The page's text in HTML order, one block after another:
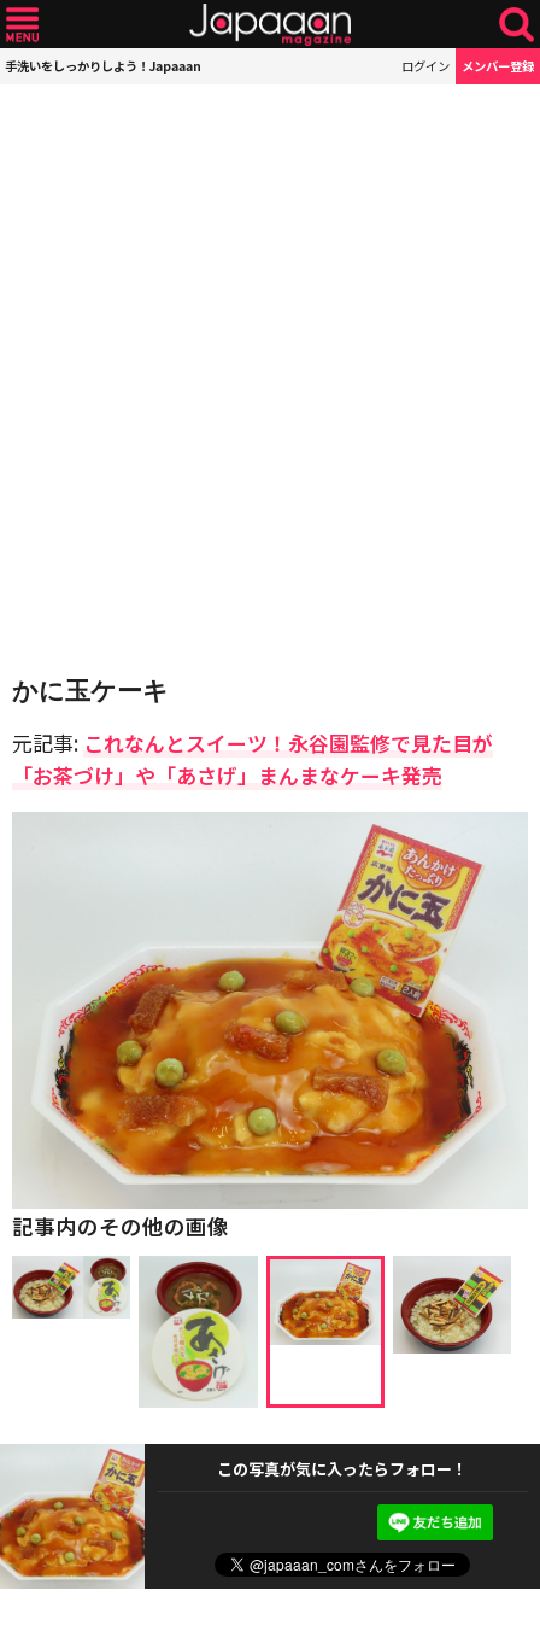
手洗いをしっかりしよう！Japaaan ログイン メンバー登録
かに玉ケーキ
元記事: これなんとスイーツ！永谷園監修で見た目が
「お茶づけ」や「あさげ」まんまなケーキ発売
記事内のその他の画像
この写真が気に入ったらフォロー！